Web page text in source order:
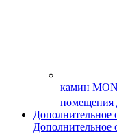
камин
помещения
Дополнительное
Дополнительное